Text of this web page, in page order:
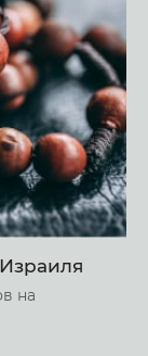
на